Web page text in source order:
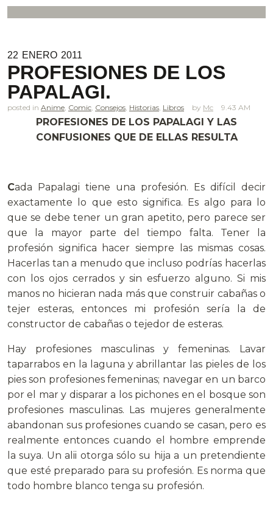
22 ENERO 2011
PROFESIONES DE LOS
PAPALAGI.
posted in Anime Comic Consejos Historias Libros Mc 9.43 AM
PROFESIONES DE LOS PAPALAGI Y LAS
CONFUSIONES QUE DE ELLAS RESULTA
Cada Papalagi tiene una profesión. Es difícil decir
exactamente lo que esto significa. Es algo para lo
que se debe tener un gran apetito, pero parece ser
que la mayor parte del tiempo falta. Tener la
profesión significa hacer siempre las mismas cosas.
Hacerlas tan a menudo que incluso podrías hacerlas
con los ojos cerrados y sin esfuerzo alguno. Si mis
manos no hicieran nada más que construir cabañas o
tejer esteras, entonces mi profesión sería la de
constructor de cabañas o tejedor de esteras.
Hay profesiones masculinas y femeninas. Lavar
taparrabos en la laguna y abrillantar las pieles de los
pies son profesiones femeninas; navegar en un barco
por el mar y disparar a los pichones en el bosque son
profesiones masculinas. Las mujeres generalmente
abandonan sus profesiones cuando se casan, pero es
realmente entonces cuando el hombre emprende
la suya. Un alii otorga sólo su hija a un pretendiente
que esté preparado para su profesión. Es norma que
todo hombre blanco tenga su profesión.